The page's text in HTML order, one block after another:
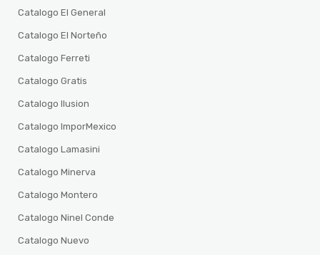
Catalogo El General
Catalogo El Norteño
Catalogo Ferreti
Catalogo Gratis
Catalogo Ilusion
Catalogo ImporMexico
Catalogo Lamasini
Catalogo Minerva
Catalogo Montero
Catalogo Ninel Conde
Catalogo Nuevo